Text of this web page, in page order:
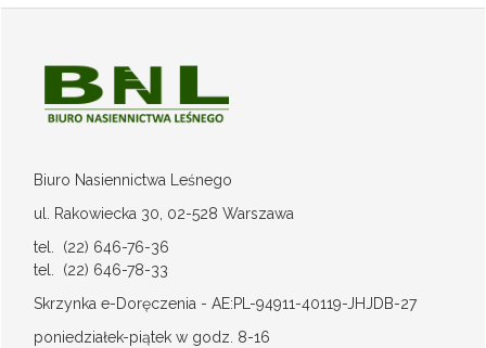
Biuro Nasiennictwa Leśnego
ul. Rakowiecka 30, 02-528 Warszawa
tel. (22) 646-76-36
tel. (22) 646-78-33
Skrzynka e-Doręczenia - AE:PL-94911-40119-JHJDB-27
poniedziałek-piątek w godz. 8-16